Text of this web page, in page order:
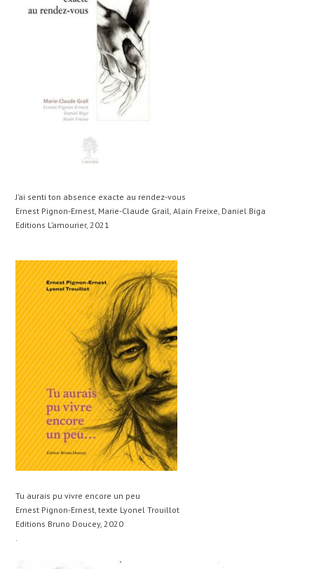
J’ai senti ton absence exacte au rendez-vous
Ernest Pignon-Ernest, Marie-Claude Grail, Alain Freixe, Daniel Biga
Editions L’amourier, 2021
Tu aurais pu vivre encore un peu
Ernest Pignon-Ernest, texte Lyonel Trouillot
Editions Bruno Doucey, 2020
.